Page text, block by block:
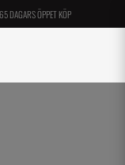
DAGARS ÖPPET KÖP